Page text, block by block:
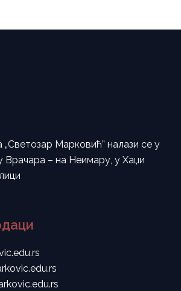
Марковић” налази се у
Врачара – на Неимару, у Хаџи